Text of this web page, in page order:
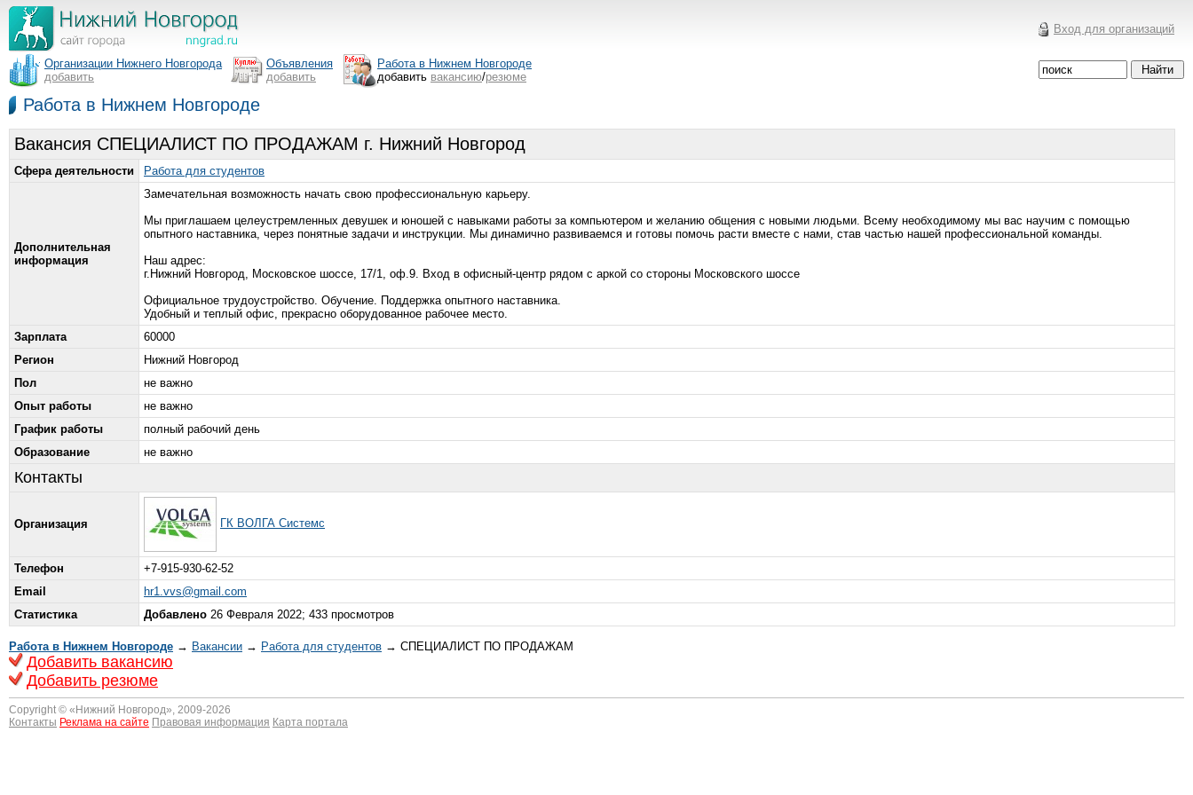
Вход для организаций
Организации Нижнего Новгорода
добавить
Объявления
добавить
Работа в Нижнем Новгороде
добавить вакансию/резюме
Работа в Нижнем Новгороде
Вакансия СПЕЦИАЛИСТ ПО ПРОДАЖАМ г. Нижний Новгород
Сфера деятельности Работа для студентов
Дополнительная
информация
Замечательная возможность начать свою профессиональную карьеру.
Мы приглашаем целеустремленных девушек и юношей с навыками работы за компьютером и желанию общения с новыми людьми. Всему необходимому мы вас научим с помощью
опытного наставника, через понятные задачи и инструкции. Мы динамично развиваемся и готовы помочь расти вместе с нами, став частью нашей профессиональной команды.
Наш адрес:
г.Нижний Новгород, Московское шоссе, 17/1, оф.9. Вход в офисный-центр рядом с аркой со стороны Московского шоссе
Официальное трудоустройство. Обучение. Поддержка опытного наставника.
Удобный и теплый офис, прекрасно оборудованное рабочее место.
Зарплата
60000
Регион
Нижний Новгород
Пол
не важно
Опыт работы
не важно
График работы
полный рабочий день
Образование
не важно
Контакты
Организация ГК ВОЛГА Системс
Телефон
+7-915-930-62-52
Email
hr1.vvs@gmail.com
Статистика
Добавлено 26 Февраля 2022; 433 просмотров
Работа в Нижнем Новгороде → Вакансии → Работа для студентов → СПЕЦИАЛИСТ ПО ПРОДАЖАМ
Добавить вакансию
Добавить резюме
Copyright © « Нижний Новгород», 2009-2026
Контакты Реклама на сайте Правовая информация Карта портала